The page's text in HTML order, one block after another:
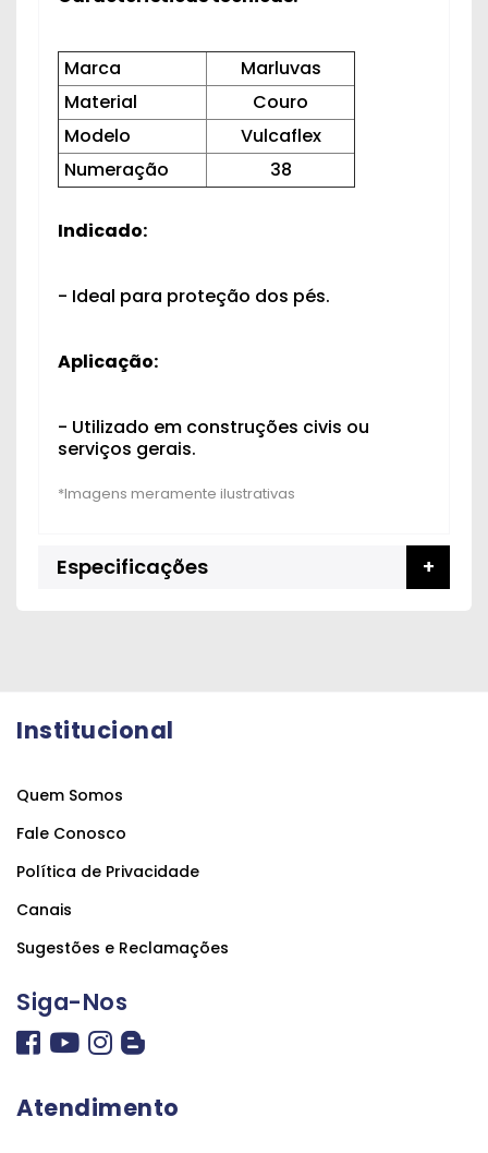
Marca
Marluvas
Material
Couro
Modelo
Vulcaflex
Numeração
38
Indicado:
- Ideal para proteção dos pés.
Aplicação:
- Utilizado em construções civis ou
serviços gerais.
Especificações
Institucional
Quem Somos
Fale Conosco
Política de Privacidade
Canais
Sugestões e Reclamações
Siga-Nos
Atendimento